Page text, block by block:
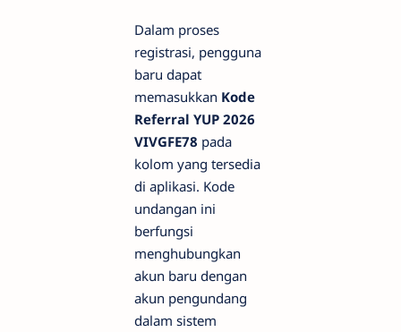
Dalam proses
registrasi, pengguna
baru dapat
memasukkan Kode
Referral YUP 2026
VIVGFE78 pada
kolom yang tersedia
di aplikasi. Kode
undangan ini
berfungsi
menghubungkan
akun baru dengan
akun pengundang
dalam sistem